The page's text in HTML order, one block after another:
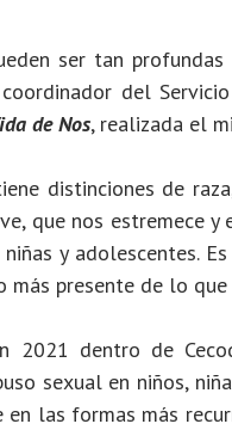
ser tan
del
de Nos, realizada el
distinciones de
que nos estremece
y adolescentes.
presente de lo que
dentro de
sexual en niños,
en las formas más